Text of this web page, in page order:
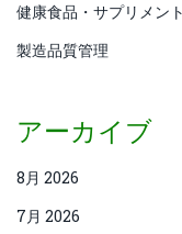
健康食品・サプリメント
製造品質管理
アーカイブ
8月 2026
7月 2026